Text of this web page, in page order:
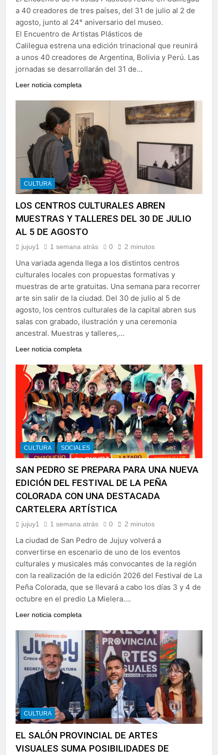
a 40 creadores de tres países, del 31 de julio al 2 de
agosto, junto al 24° aniversario del museo.
El Encuentro de Artistas Plásticos de
Calilegua estrena una edición trinacional que reunirá
a unos 40 creadores de Argentina, Bolivia y Perú. Las
jornadas se desarrollarán del 31 de…
Leer noticia completa
CULTURA
LOS CENTROS CULTURALES ABREN
MUESTRAS Y TALLERES DEL 30 DE JULIO
AL 5 DE AGOSTO
jujuy1 1 semana atrás 0 2 minutos
Una variada agenda llega a los distintos centros
culturales locales con propuestas formativas y
muestras de arte gratuitas. Una semana para recorrer
arte sin salir de la ciudad. Del 30 de julio al 5 de
agosto, los centros culturales de la capital abren sus
salas con grabado, ilustración y una ceremonia
ancestral. Muestras y talleres,…
Leer noticia completa
CULTURA SOCIALES
SAN PEDRO SE PREPARA PARA UNA NUEVA
EDICIÓN DEL FESTIVAL DE LA PEÑA
COLORADA CON UNA DESTACADA
CARTELERA ARTÍSTICA
jujuy1 1 semana atrás 0 2 minutos
La ciudad de San Pedro de Jujuy volverá a
convertirse en escenario de uno de los eventos
culturales y musicales más convocantes de la región
con la realización de la edición 2026 del Festival de La
Peña Colorada, que se llevará a cabo los días 3 y 4 de
octubre en el predio La Mielera….
Leer noticia completa
CULTURA
EL SALÓN PROVINCIAL DE ARTES
VISUALES SUMA POSIBILIDADES DE